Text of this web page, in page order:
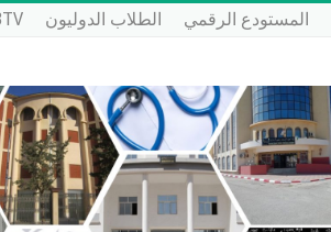
المستودع الرقمي الطلاب الدوليون